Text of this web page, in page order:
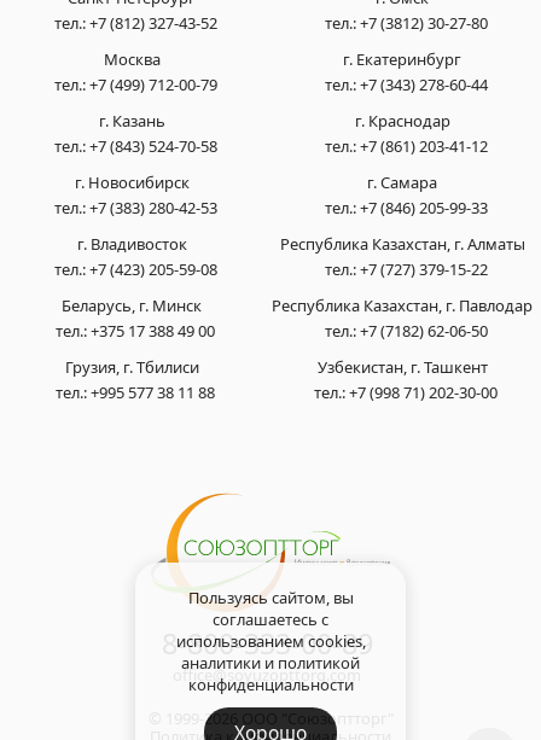
тел.:+7 (812) 327-43-52
Москва
тел.:+7 (499) 712-00-79
г. Казань
тел.:+7 (843) 524-70-58
г. Новосибирск
тел.:+7 (383) 280-42-53
тел.:+7 (3812) 30-27-80
г. Екатеринбург
тел.:+7 (343) 278-60-44
г. Краснодар
тел.:+7 (861) 203-41-12
г. Самара
тел.:+7 (846) 205-99-33
г. Владивосток
тел.:+7 (423) 205-59-08
Беларусь, г. Минск
тел.:+375 17 388 49 00
Грузия, г. Тбилиси
тел.:+995 577 38 11 88
Республика Казахстан, г. Алматы
тел.:+7 (727) 379-15-22
Республика Казахстан, г. Павлодар
тел.:+7 (7182) 62-06-50
Узбекистан, г. Ташкент
тел.:+7 (998 71) 202-30-00
8-800-333-00-89
office@soyuzopttorg.com
© 1999-2026 ООО "Союзоптторг"
Пользуясь сайтом, вы
соглашаетесь с
использованием cookies,
аналитики и политикой
конфиденциальности
Хорошо